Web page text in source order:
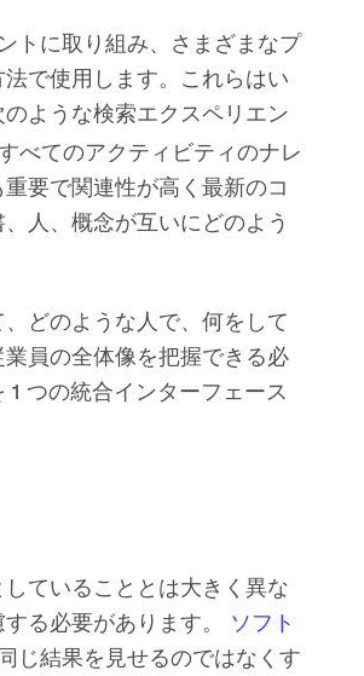
トに取り組み、さまざまなプ
で使用します。これらはい
ような検索エクスペリエン
べてのアクティビティのナレ
要で関連性が高く最新のコ
人、概念が互いにどのよう
どのような人で、何をして
員の全体像を把握できる必
つの統合インターフェース
ていることとは大きく異な
る必要があります。 ソフト
じ結果を見せるのではなくす